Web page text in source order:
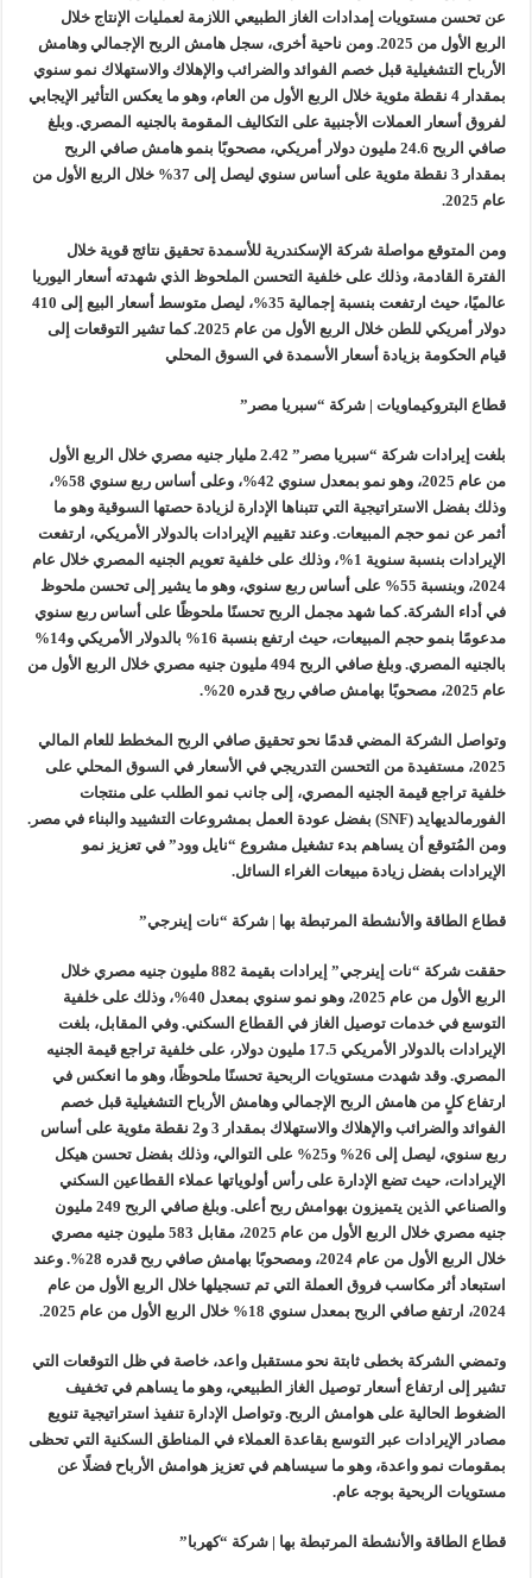
عن تحسن مستويات إمدادات الغاز الطبيعي اللازمة لعمليات الإنتاج خلال
الربع الأول من 2025. ومن ناحية أخرى، سجل هامش الربح الإجمالي وهامش
الأرباح التشغيلية قبل خصم الفوائد والضرائب والإهلاك والاستهلاك نمو سنوي
بمقدار 4 نقطة مئوية خلال الربع الأول من العام، وهو ما يعكس التأثير الإيجابي
لفروق أسعار العملات الأجنبية على التكاليف المقومة بالجنيه المصري. وبلغ
صافي الربح 24.6 مليون دولار أمريكي، مصحوبًا بنمو هامش صافي الربح
بمقدار 3 نقطة مئوية على أساس سنوي ليصل إلى 37% خلال الربع الأول من
عام 2025.
ومن المتوقع مواصلة شركة الإسكندرية للأسمدة تحقيق نتائج قوية خلال
الفترة القادمة، وذلك على خلفية التحسن الملحوظ الذي شهدته أسعار اليوريا
عالميًا، حيث ارتفعت بنسبة إجمالية 35%، ليصل متوسط أسعار البيع إلى 410
دولار أمريكي للطن خلال الربع الأول من عام 2025. كما تشير التوقعات إلى
قيام الحكومة بزيادة أسعار الأسمدة في السوق المحلي
قطاع البتروكيماويات | شركة “سبريا مصر”
بلغت إيرادات شركة “سبريا مصر” 2.42 مليار جنيه مصري خلال الربع الأول
من عام 2025، وهو نمو بمعدل سنوي 42%، وعلى أساس ربع سنوي 58%،
وذلك بفضل الاستراتيجية التي تتبناها الإدارة لزيادة حصتها السوقية وهو ما
أثمر عن نمو حجم المبيعات. وعند تقييم الإيرادات بالدولار الأمريكي، ارتفعت
الإيرادات بنسبة سنوية 1%، وذلك على خلفية تعويم الجنيه المصري خلال عام
2024، وبنسبة 55% على أساس ربع سنوي، وهو ما يشير إلى تحسن ملحوظ
في أداء الشركة. كما شهد مجمل الربح تحسنًا ملحوظًا على أساس ربع سنوي
مدعومًا بنمو حجم المبيعات، حيث ارتفع بنسبة 16% بالدولار الأمريكي و14%
بالجنيه المصري. وبلغ صافي الربح 494 مليون جنيه مصري خلال الربع الأول من
عام 2025، مصحوبًا بهامش صافي ربح قدره 20%.
وتواصل الشركة المضي قدمًا نحو تحقيق صافي الربح المخطط للعام المالي
2025، مستفيدة من التحسن التدريجي في الأسعار في السوق المحلي على
خلفية تراجع قيمة الجنيه المصري، إلى جانب نمو الطلب على منتجات
الفورمالديهايد (SNF) بفضل عودة العمل بمشروعات التشييد والبناء في مصر.
ومن المُتوقع أن يساهم بدء تشغيل مشروع “نايل وود” في تعزيز نمو
الإيرادات بفضل زيادة مبيعات الغراء السائل.
قطاع الطاقة والأنشطة المرتبطة بها | شركة “نات إينرجي”
حققت شركة “نات إينرجي” إيرادات بقيمة 882 مليون جنيه مصري خلال
الربع الأول من عام 2025، وهو نمو سنوي بمعدل 40%، وذلك على خلفية
التوسع في خدمات توصيل الغاز في القطاع السكني. وفي المقابل، بلغت
الإيرادات بالدولار الأمريكي 17.5 مليون دولار، على خلفية تراجع قيمة الجنيه
المصري. وقد شهدت مستويات الربحية تحسنًا ملحوظًا، وهو ما انعكس في
ارتفاع كلٍ من هامش الربح الإجمالي وهامش الأرباح التشغيلية قبل خصم
الفوائد والضرائب والإهلاك والاستهلاك بمقدار 3 و2 نقطة مئوية على أساس
ربع سنوي، ليصل إلى 26% و25% على التوالي، وذلك بفضل تحسن هيكل
الإيرادات، حيث تضع الإدارة على رأس أولوياتها عملاء القطاعين السكني
والصناعي الذين يتميزون بهوامش ربح أعلى. وبلغ صافي الربح 249 مليون
جنيه مصري خلال الربع الأول من عام 2025، مقابل 583 مليون جنيه مصري
خلال الربع الأول من عام 2024، ومصحوبًا بهامش صافي ربح قدره 28%. وعند
استبعاد أثر مكاسب فروق العملة التي تم تسجيلها خلال الربع الأول من عام
2024، ارتفع صافي الربح بمعدل سنوي 18% خلال الربع الأول من عام 2025.
وتمضي الشركة بخطى ثابتة نحو مستقبل واعد، خاصة في ظل التوقعات التي
تشير إلى ارتفاع أسعار توصيل الغاز الطبيعي، وهو ما يساهم في تخفيف
الضغوط الحالية على هوامش الربح. وتواصل الإدارة تنفيذ استراتيجية تنويع
مصادر الإيرادات عبر التوسع بقاعدة العملاء في المناطق السكنية التي تحظى
بمقومات نمو واعدة، وهو ما سيساهم في تعزيز هوامش الأرباح فضلًا عن
مستويات الربحية بوجه عام.
قطاع الطاقة والأنشطة المرتبطة بها | شركة “كهربا”